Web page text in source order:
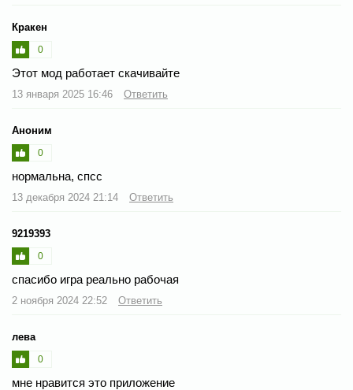
Кракен
0
Этот мод работает скачивайте
13 января 2025 16:46 Ответить
Аноним
0
нормальна, спсс
13 декабря 2024 21:14 Ответить
9219393
0
спасибо игра реально рабочая
2 ноября 2024 22:52 Ответить
лева
0
мне нравится это приложение